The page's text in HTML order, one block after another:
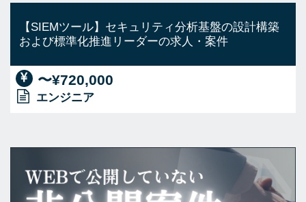
【SIEMツール】セキュリティ分析基盤の設計構築
および標準化推進リーダーの求人・案件
〜¥720,000
エンジニア